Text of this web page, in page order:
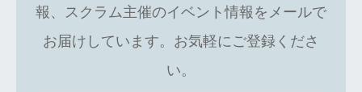
報、スクラム主催のイベント情報をメールで
お届けしています。お気軽にご登録くださ
い。